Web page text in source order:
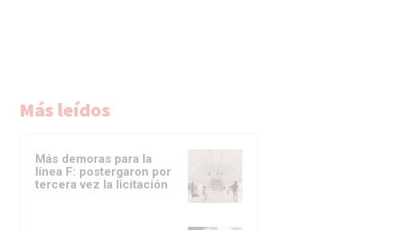
Más leídos
Más demoras para la
línea F: postergaron por
tercera vez la licitación